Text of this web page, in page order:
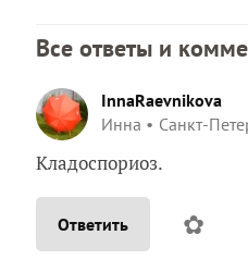
Все ответы и
InnaRaevnikova
Инна
Санкт-
Кладоспориоз.
Ответить ✿